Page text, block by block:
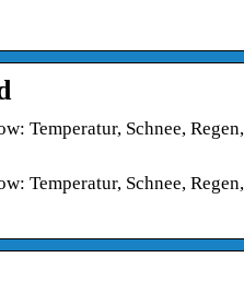
Temperatur, Schnee, Regen,
Temperatur, Schnee, Regen,